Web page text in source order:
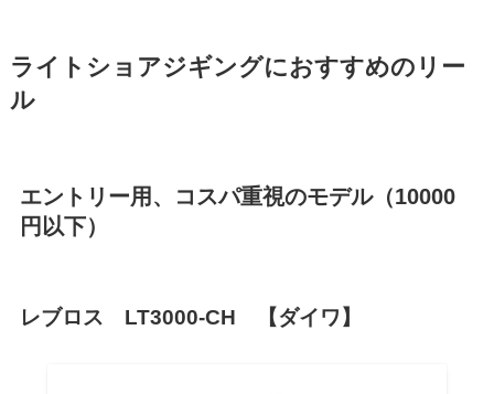
ライトショアジギングにおすすめのリー
ル
エントリー用、コスパ重視のモデル（10000
円以下）
レブロス LT3000-CH 【ダイワ】